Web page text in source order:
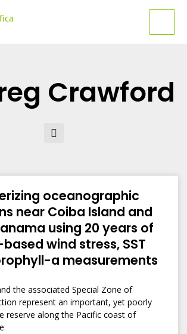
Crawford
Buscar
oceanographic
near Coiba Island and
using 20 years of
wind stress, SST
a measurements
the associated Special Zone of
represent an important, yet poorly
reserve along the Pacific coast of